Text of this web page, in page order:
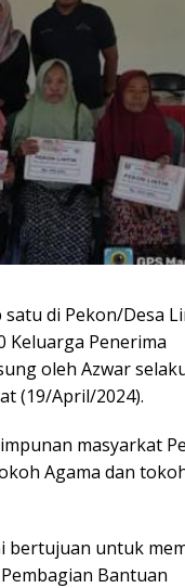
di Pekon/Desa
Keluarga Penerima
oleh Azwar
(19/April/2024).
masyarkat
Agama dan
bertujuan untuk
Bantuan